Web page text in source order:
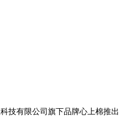
技有限公司旗下品牌心上棉推出